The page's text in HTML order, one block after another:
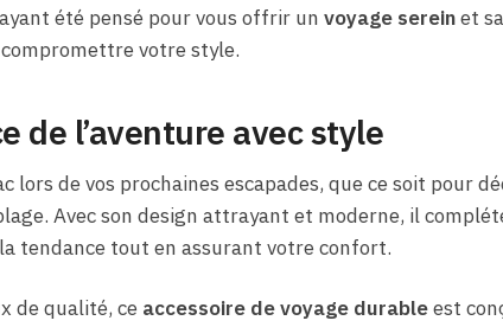
été pensé pour vous offrir un voyage sereinet
votre style.
de l’aventure avec style
lors de vos prochaines escapades, que ce soit pour
Avec son design attrayant et moderne, il
tendance tout en assurant votre confort.
de qualité, ce accessoire de voyage durableest